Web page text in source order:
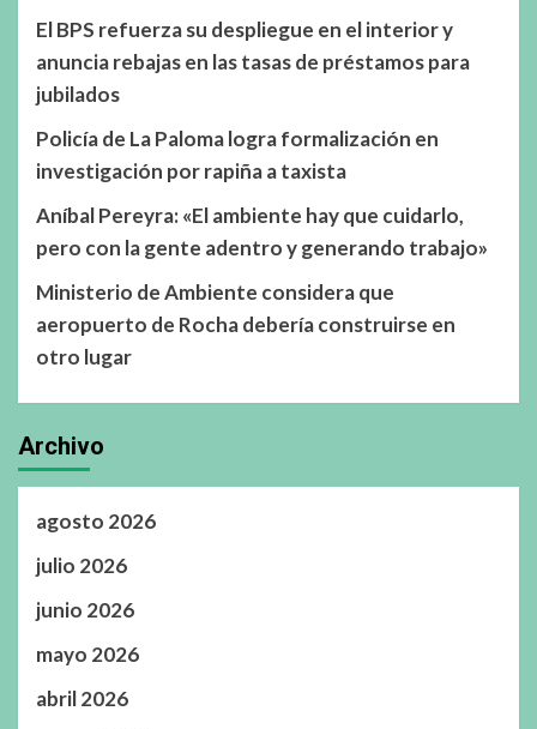
El BPS refuerza su despliegue en el interior y
anuncia rebajas en las tasas de préstamos para
jubilados
Policía de La Paloma logra formalización en
investigación por rapiña a taxista
Aníbal Pereyra: «El ambiente hay que cuidarlo,
pero con la gente adentro y generando trabajo»
Ministerio de Ambiente considera que
aeropuerto de Rocha debería construirse en
otro lugar
Archivo
agosto 2026
julio 2026
junio 2026
mayo 2026
abril 2026